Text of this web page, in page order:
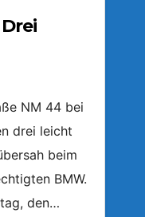
NM 44 bei
drei leicht
beim
BMW.
den…